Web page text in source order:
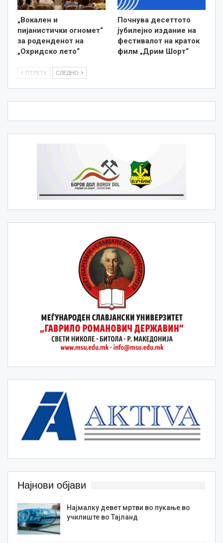
„Вокален и
пијанистички огномет“
за роденденот на
„Охридско лето“
Почнува десеттото
јубилејно издание на
фестивалот на краток
филм „Дрим Шорт“
ПТРЕТХ СЛЕДНО
Најнови објави
Најмалку девет мртви во пукање во
училиште во Тајланд